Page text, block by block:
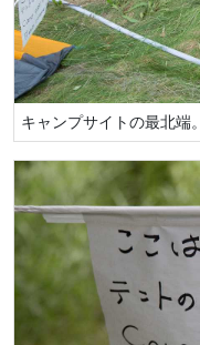
キャンプサイトの最北端。